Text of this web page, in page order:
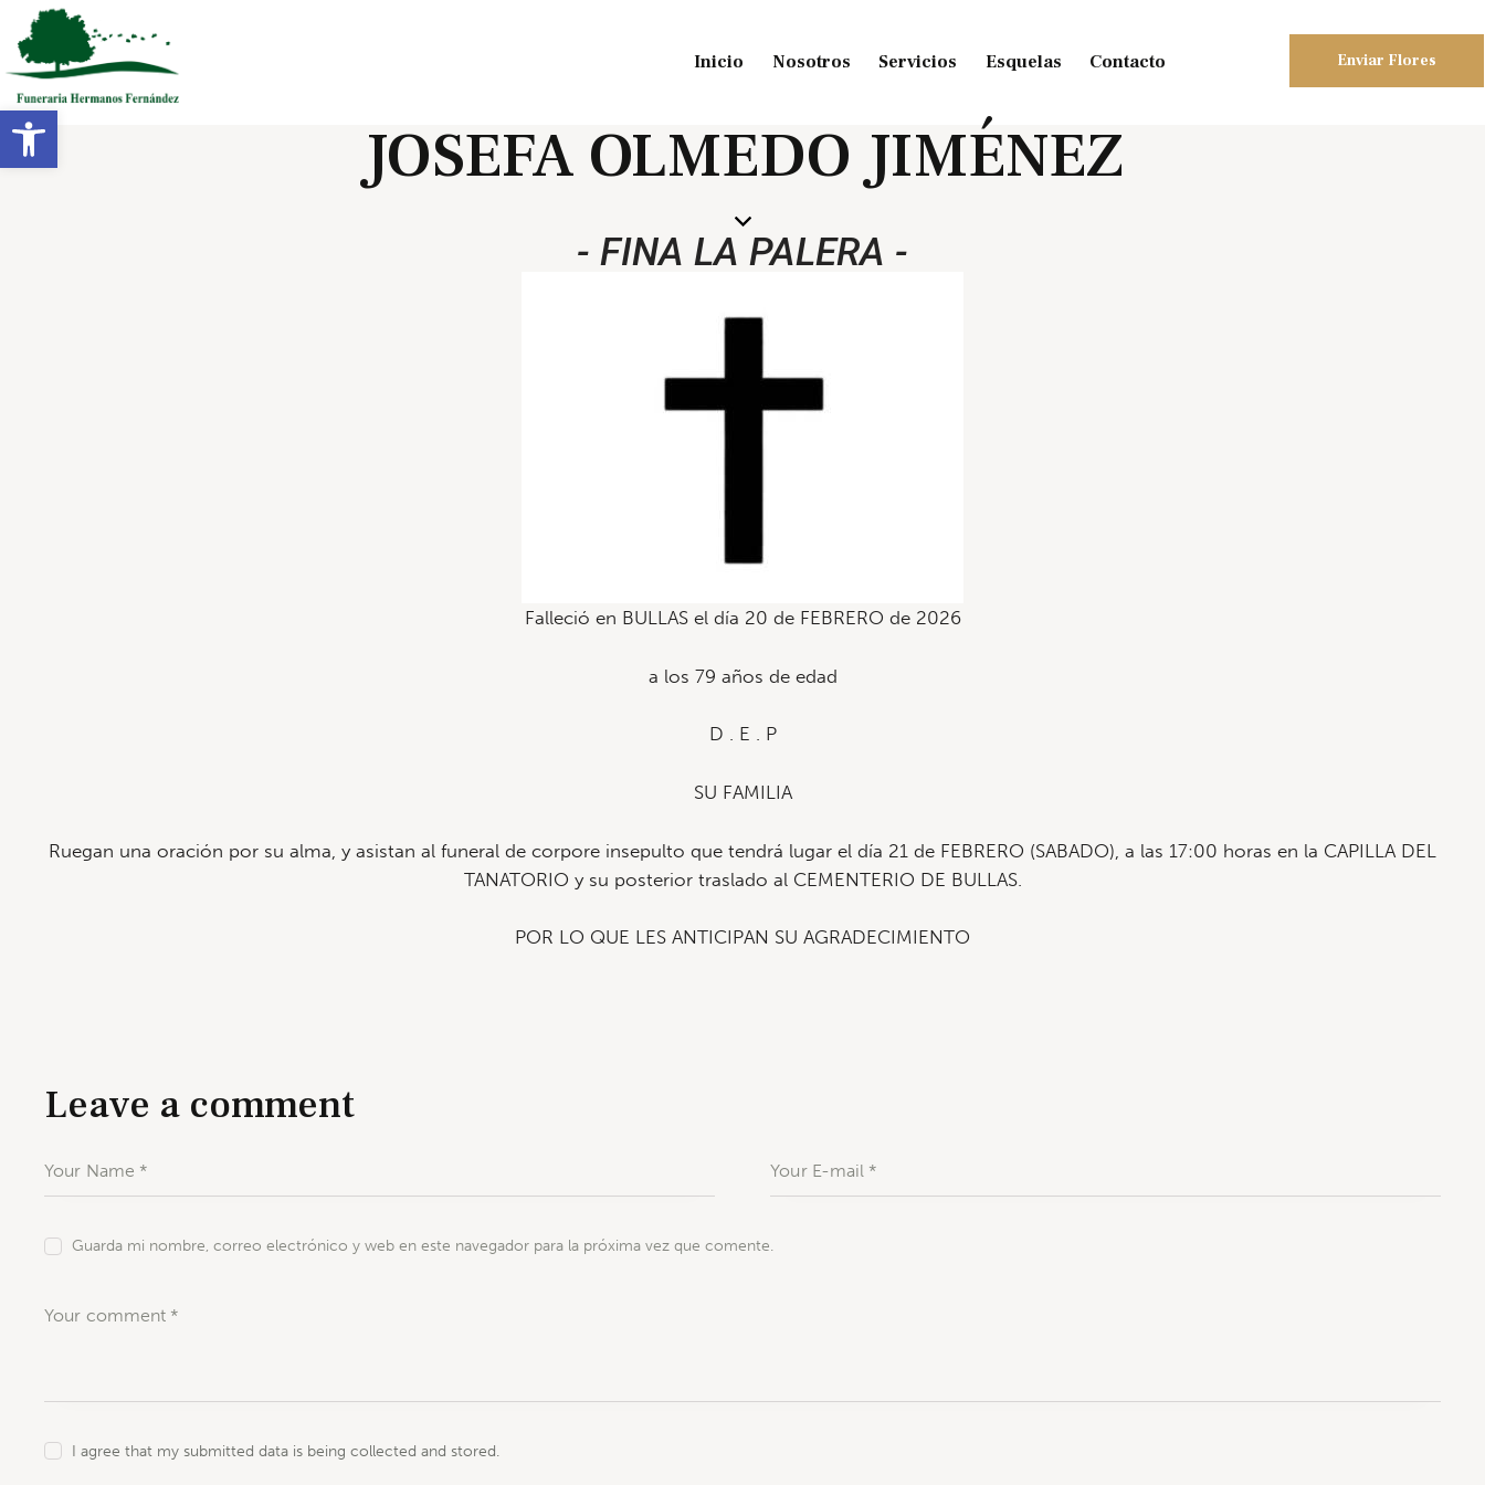
Abrir barra de herramientas
Inicio Nosotros Servicios Esquelas Contacto Enviar Flores
JOSEFA OLMEDO JIMÉNEZ
- FINA LA PALERA -
Falleció en BULLAS el día 20 de FEBRERO de 2026
a los 79 años de edad
D . E . P
SU FAMILIA
Ruegan una oración por su alma, y asistan al funeral de corpore insepulto que tendrá lugar el día 21 de FEBRERO (SABADO), a las 17:00 horas en la CAPILLA DEL
TANATORIO y su posterior traslado al CEMENTERIO DE BULLAS.
POR LO QUE LES ANTICIPAN SU AGRADECIMIENTO
Leave a comment
Guarda mi nombre, correo electrónico y web en este navegador para la próxima vez que comente.
I agree that my submitted data is being collected and stored.